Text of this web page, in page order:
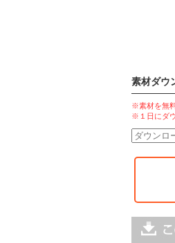
素材ダウ
※素材を無
※１日にダ